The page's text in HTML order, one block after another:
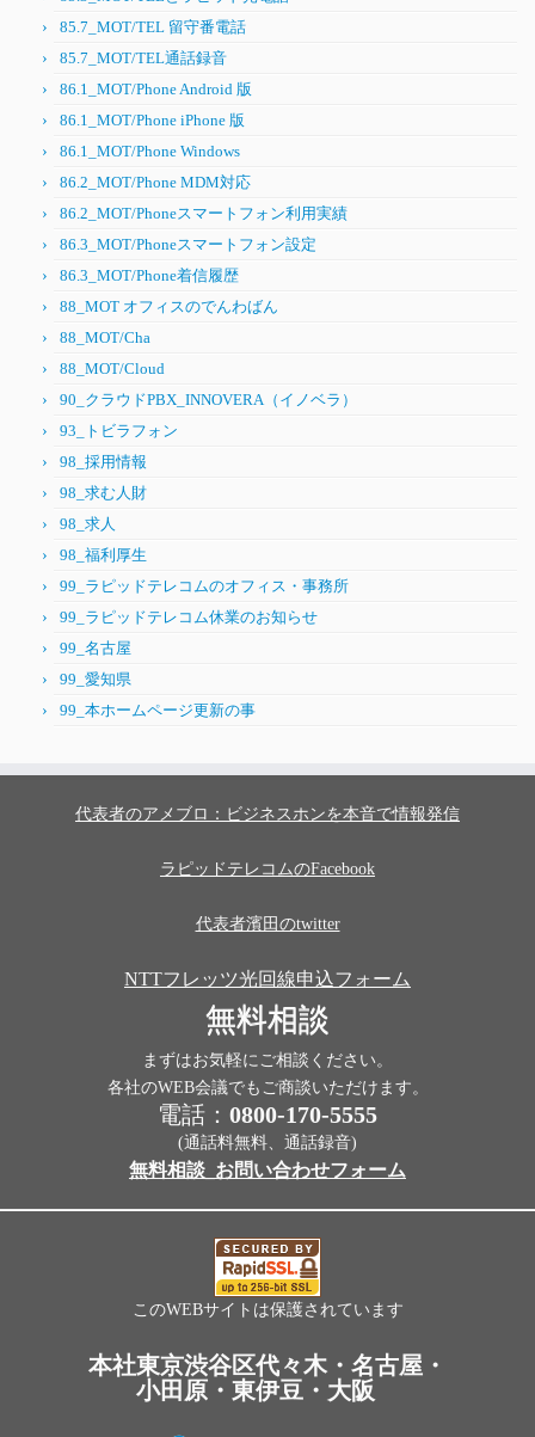
85.7_MOT/TEL 留守番電話
85.7_MOT/TEL通話録音
86.1_MOT/Phone Android 版
86.1_MOT/Phone iPhone 版
86.1_MOT/Phone Windows
86.2_MOT/Phone MDM対応
86.2_MOT/Phoneスマートフォン利用実績
86.3_MOT/Phoneスマートフォン設定
86.3_MOT/Phone着信履歴
88_MOT オフィスのでんわばん
88_MOT/Cha
88_MOT/Cloud
90_クラウドPBX_INNOVERA（イノベラ）
93_トビラフォン
98_採用情報
98_求む人財
98_求人
98_福利厚生
99_ラピッドテレコムのオフィス・事務所
99_ラピッドテレコム休業のお知らせ
99_名古屋
99_愛知県
99_本ホームページ更新の事
代表者のアメブロ：ビジネスホンを本音で情報発信
ラピッドテレコムのFacebook
代表者濱田のtwitter
NTTフレッツ光回線申込フォーム
無料相談
まずはお気軽にご相談ください。
各社のWEB会議でもご商談いただけます。
電話： 0800-170-5555
(通話料無料、通話録音)
無料相談_お問い合わせフォーム
このWEBサイトは保護されています
本社東京渋谷区代々木・名古屋・
小田原・東伊豆・大阪